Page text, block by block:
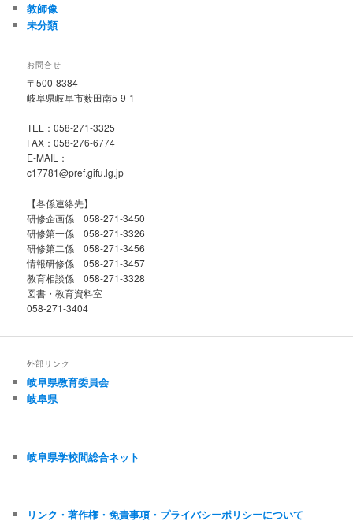
教師像
未分類
お問合せ
〒500-8384
岐阜県岐阜市薮田南5-9-1
TEL：058-271-3325
FAX：058-276-6774
E-MAIL：
c17781@pref.gifu.lg.jp
【各係連絡先】
研修企画係 058-271-3450
研修第一係 058-271-3326
研修第二係 058-271-3456
情報研修係 058-271-3457
教育相談係 058-271-3328
図書・教育資料室
058-271-3404
外部リンク
岐阜県教育委員会
岐阜県
岐阜県学校間総合ネット
リンク・著作権・免責事項・プライバシーポリシーについて